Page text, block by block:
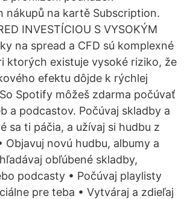
nákupů na kartě Subscription.
INVESTÍCIOU S VYSOKÝM
na spread a CFD sú komplexné
ktorých existuje vysoké riziko, že
efektu dôjde k rýchlej
Spotify môžeš zdarma počúvať
a podcastov. Počúvaj skladby a
sa ti páčia, a užívaj si hudbu z
Objavuj novú hudbu, albumy a
obľúbené skladby,
podcasty • Počúvaj playlisty
pre teba • Vytváraj a zdieľaj